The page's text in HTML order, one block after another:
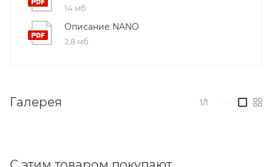
14 мб
Описание NANO
2,8 мб
Галерея 1/1